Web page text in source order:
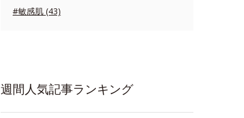
#敏感肌 (43)
週間人気記事ランキング